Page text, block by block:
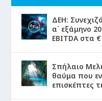
ΔΕΗ:
α΄ εξάμηνο
EBITDA στα
Σπήλαιο
θαύμα που
επισκέπτες